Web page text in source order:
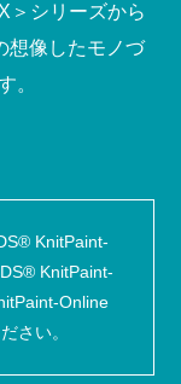
＞シリーズから
想像したモノづ
。
®KnitPaint-
® KnitPaint-
Online
さい。